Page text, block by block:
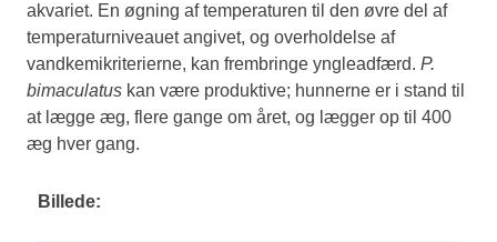
akvariet. En øgning af temperaturen til den øvre del af
temperaturniveauet angivet, og overholdelse af
vandkemikriterierne, kan frembringe yngleadfærd. P.
bimaculatus kan være produktive; hunnerne er i stand til
at lægge æg, flere gange om året, og lægger op til 400
æg hver gang.
Billede: